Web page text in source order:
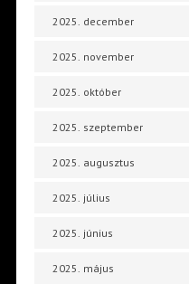
2025. december
2025. november
2025. október
2025. szeptember
2025. augusztus
2025. július
2025. június
2025. május